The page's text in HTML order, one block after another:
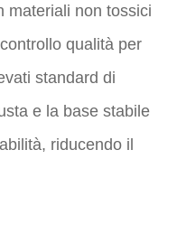
materiali non tossici
qualità per
standard di
e la base stabile
riducendo il